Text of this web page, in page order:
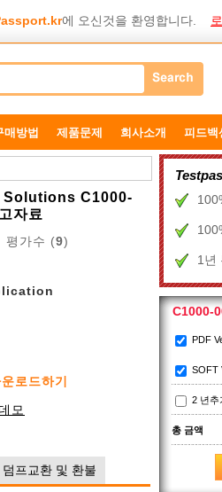
에 오신것을 환영합니다.
매방법 제품문제 희사소개 피드백
Solutions C1000-
자료
평가수 (9)
로드하기
모
덤프교환 및 환불
1년
C1000-
PDF
SOFT
2 년추
총 금액